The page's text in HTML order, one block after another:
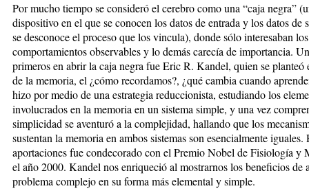
Por mucho tiempo se consideró el cerebro como una “caja negra”
dispositivo en el que se conocen los datos de entrada y los datos de
se desconoce el proceso que los vincula), donde sólo interesaban los
comportamientos observables y lo demás carecía de importancia.
primeros en abrir la caja negra fue Eric R. Kandel, quien se planteó
de la memoria, el ¿cómo recordamos?, ¿qué cambia cuando
hizo por medio de una estrategia reduccionista, estudiando los
involucrados en la memoria en un sistema simple, y una vez
simplicidad se aventuró a la complejidad, hallando que los
sustentan la memoria en ambos sistemas son esencialmente iguales.
aportaciones fue condecorado con el Premio Nobel de Fisiología y
el año 2000. Kandel nos enriqueció al mostrarnos los beneficios de
problema complejo en su forma más elemental y simple.